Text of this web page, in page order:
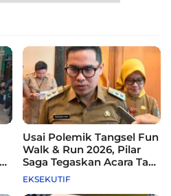
Usai Polemik Tangsel Fun
Walk & Run 2026, Pilar
Saga Tegaskan Acara Tak
Difasilitasi Pemkot
EKSEKUTIF